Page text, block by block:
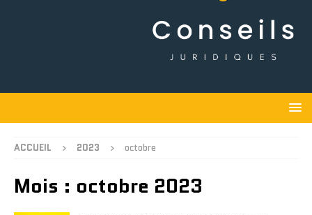
ACCUEIL 2023 octobre
Mois : octobre 2023